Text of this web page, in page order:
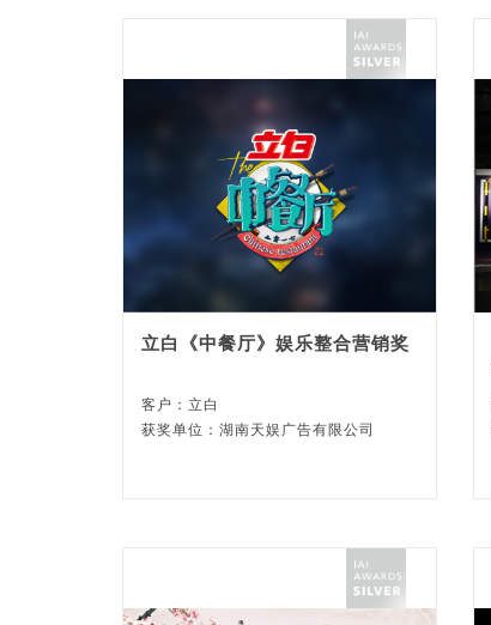
立白《中餐厅》娱乐整合营销奖
客户：立白
获奖单位：湖南天娱广告有限公司